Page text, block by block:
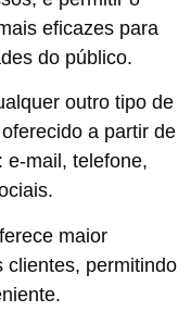
eficazes para
do público.
outro tipo de
a partir de
e-mail, telefone,
maior
clientes, permitindo